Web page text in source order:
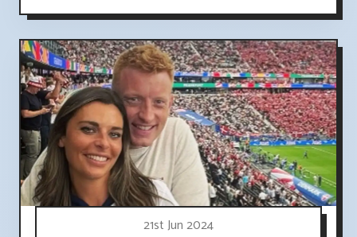
21st Jun 2024